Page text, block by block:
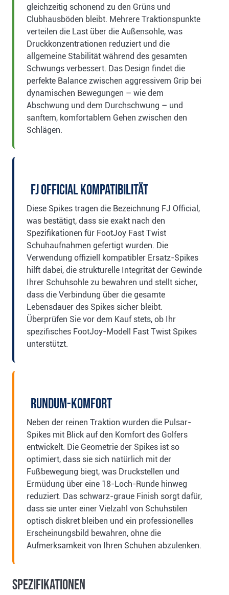
gleichzeitig schonend zu den Grüns und
Clubhausböden bleibt. Mehrere Traktionspunkte
verteilen die Last über die Außensohle, was
Druckkonzentrationen reduziert und die
allgemeine Stabilität während des gesamten
Schwungs verbessert. Das Design findet die
perfekte Balance zwischen aggressivem Grip bei
dynamischen Bewegungen – wie dem
Abschwung und dem Durchschwung – und
sanftem, komfortablem Gehen zwischen den
Schlägen.
FJ Official Kompatibilität
Diese Spikes tragen die Bezeichnung FJ Official,
was bestätigt, dass sie exakt nach den
Spezifikationen für FootJoy Fast Twist
Schuhaufnahmen gefertigt wurden. Die
Verwendung offiziell kompatibler Ersatz-Spikes
hilft dabei, die strukturelle Integrität der Gewinde
Ihrer Schuhsohle zu bewahren und stellt sicher,
dass die Verbindung über die gesamte
Lebensdauer des Spikes sicher bleibt.
Überprüfen Sie vor dem Kauf stets, ob Ihr
spezifisches FootJoy-Modell Fast Twist Spikes
unterstützt.
Rundum-Komfort
Neben der reinen Traktion wurden die Pulsar-
Spikes mit Blick auf den Komfort des Golfers
entwickelt. Die Geometrie der Spikes ist so
optimiert, dass sie sich natürlich mit der
Fußbewegung biegt, was Druckstellen und
Ermüdung über eine 18-Loch-Runde hinweg
reduziert. Das schwarz-graue Finish sorgt dafür,
dass sie unter einer Vielzahl von Schuhstilen
optisch diskret bleiben und ein professionelles
Erscheinungsbild bewahren, ohne die
Aufmerksamkeit von Ihren Schuhen abzulenken.
Spezifikationen